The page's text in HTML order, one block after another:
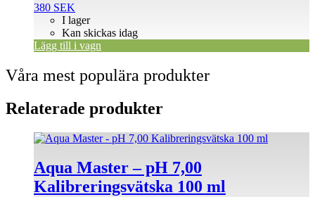
380 SEK
I lager
Kan skickas idag
Lägg till i vagn
Våra mest populära produkter
Relaterade produkter
Aqua Master – pH 7,00
Kalibreringsvätska 100 ml